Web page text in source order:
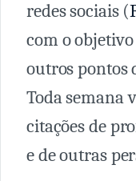
redes sociais (
com o
outros pontos
Toda semana
citações de
e de outras